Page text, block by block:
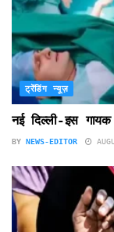
ट्रेंडिंग न्यूज़
नई दिल्ली-इस
BY NEWS-EDITOR